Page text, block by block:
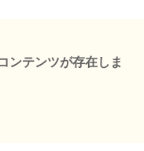
ンテンツが存在しま